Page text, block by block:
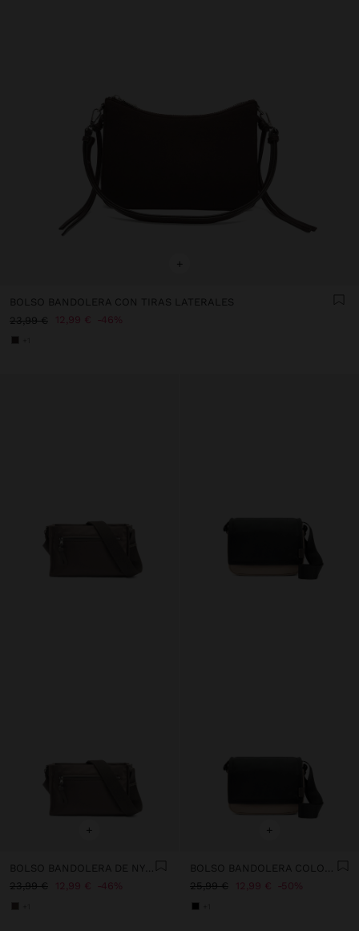
+
BOLSO BANDOLERA CON TIRAS LATERALES
23,99 €
12,99 € 46%
+
23,99 €
12,99 € 46%
+
25,99 €
12,99 € 50%